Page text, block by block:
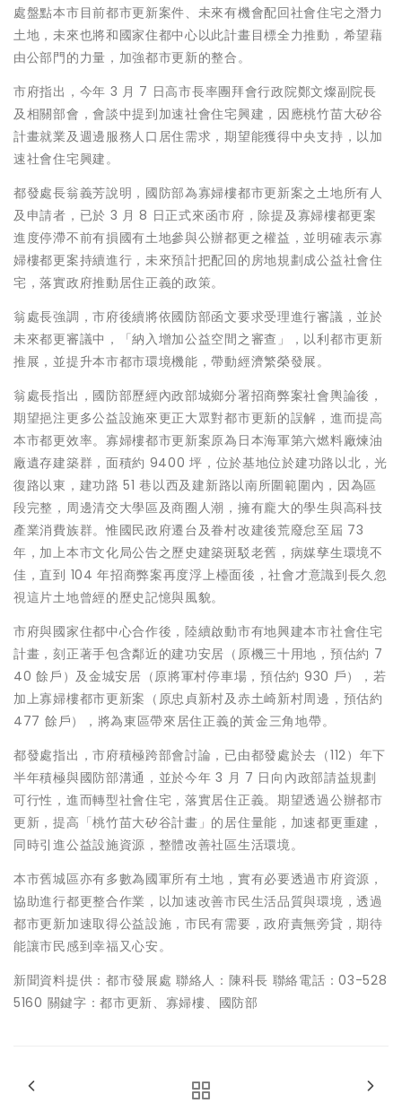
處盤點本市目前都市更新案件、未來有機會配回社會住宅之潛力
土地，未來也將和國家住都中心以此計畫目標全力推動，希望藉
由公部門的力量，加強都市更新的整合。
市府指出，今年 3 月 7 日高市長率團拜會行政院鄭文燦副院長
及相關部會，會談中提到加速社會住宅興建，因應桃竹苗大矽谷
計畫就業及週邊服務人口居住需求，期望能獲得中央支持，以加
速社會住宅興建。
都發處長翁義芳說明，國防部為寡婦樓都市更新案之土地所有人
及申請者，已於 3 月 8 日正式來函市府，除提及寡婦樓都更案
進度停滯不前有損國有土地參與公辦都更之權益，並明確表示寡
婦樓都更案持續進行，未來預計把配回的房地規劃成公益社會住
宅，落實政府推動居住正義的政策。
翁處長強調，市府後續將依國防部函文要求受理進行審議，並於
未來都更審議中，「納入增加公益空間之審查」，以利都市更新
推展，並提升本市都市環境機能，帶動經濟繁榮發展。
翁處長指出，國防部歷經內政部城鄉分署招商弊案社會輿論後，
期望挹注更多公益設施來更正大眾對都市更新的誤解，進而提高
本市都更效率。寡婦樓都市更新案原為日本海軍第六燃料廠煉油
廠遺存建築群，面積約 9400 坪，位於基地位於建功路以北，光
復路以東，建功路 51 巷以西及建新路以南所圍範圍內，因為區
段完整，周邊清交大學區及商圈人潮，擁有龐大的學生與高科技
產業消費族群。惟國民政府遷台及眷村改建後荒廢怠至屆 73
年，加上本市文化局公告之歷史建築斑駁老舊，病媒孳生環境不
佳，直到 104 年招商弊案再度浮上檯面後，社會才意識到長久忽
視這片土地曾經的歷史記憶與風貌。
市府與國家住都中心合作後，陸續啟動市有地興建本市社會住宅
計畫，刻正著手包含鄰近的建功安居（原機三十用地，預估約 7
40 餘戶）及金城安居（原將軍村停車場，預估約 930 戶），若
加上寡婦樓都市更新案（原忠貞新村及赤土崎新村周邊，預估約
477 餘戶），將為東區帶來居住正義的黃金三角地帶。
都發處指出，市府積極跨部會討論，已由都發處於去（112）年下
半年積極與國防部溝通，並於今年 3 月 7 日向內政部請益規劃
可行性，進而轉型社會住宅，落實居住正義。期望透過公辦都市
更新，提高「桃竹苗大矽谷計畫」的居住量能，加速都更重建，
同時引進公益設施資源，整體改善社區生活環境。
本市舊城區亦有多數為國軍所有土地，實有必要透過市府資源，
協助進行都更整合作業，以加速改善市民生活品質與環境，透過
都市更新加速取得公益設施，市民有需要，政府責無旁貸，期待
能讓市民感到幸福又心安。
新聞資料提供：都市發展處 聯絡人：陳科長 聯絡電話：03-528
5160 關鍵字：都市更新、寡婦樓、國防部